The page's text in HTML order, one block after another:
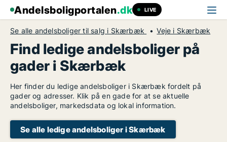
Andelsboligportalen.dk LIVE
Se alle andelsboliger til salg i Skærbæk Veje i Skærbæk
Find ledige andelsboliger på
gader i Skærbæk
Her finder du ledige andelsboliger i Skærbæk fordelt på
gader og adresser. Klik på en gade for at se aktuelle
andelsboliger, markedsdata og lokal information.
Se alle ledige andelsboliger i Skærbæk